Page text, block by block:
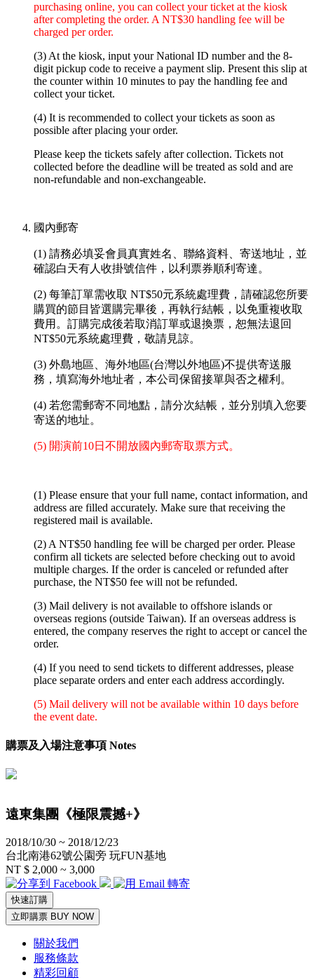
purchasing online, you can collect your ticket at the kiosk
after completing the order. A NT$30 handling fee will be
charged per order.
(3) At the kiosk, input your National ID number and the 8-
digit pickup code to receive a payment slip. Present this slip at
the counter within 10 minutes to pay the handling fee and
collect your ticket.
(4) It is recommended to collect your tickets as soon as
possible after placing your order.
Please keep the tickets safely after collection. Tickets not
collected before the deadline will be treated as sold and are
non-refundable and non-exchangeable.
國內郵寄
(1) 請務必填妥會員真實姓名、聯絡資料、寄送地址，並
確認白天有人收掛號信件，以利票券順利寄達。
(2) 每筆訂單需收取 NT$50元系統處理費，請確認您所要
購買的節目皆選購完畢後，再執行結帳，以免重複收取
費用。訂購完成後若取消訂單或退換票，恕無法退回
NT$50元系統處理費，敬請見諒。
(3) 外島地區、海外地區(台灣以外地區)不提供寄送服
務，填寫海外地址者，本公司保留接單與否之權利。
(4) 若您需郵寄不同地點，請分次結帳，並分別填入您要
寄送的地址。
(5) 開演前10日不開放國內郵寄取票方式。
(1) Please ensure that your full name, contact information, and
address are filled accurately. Make sure that receiving the
registered mail is available.
(2) A NT$50 handling fee will be charged per order. Please
confirm all tickets are selected before checking out to avoid
multiple charges. If the order is canceled or refunded after
purchase, the NT$50 fee will not be refunded.
(3) Mail delivery is not available to offshore islands or
overseas regions (outside Taiwan). If an overseas address is
entered, the company reserves the right to accept or cancel the
order.
(4) If you need to send tickets to different addresses, please
place separate orders and enter each address accordingly.
(5) Mail delivery will not be available within 10 days before
the event date.
購票及入場注意事項 Notes
遠東集團《極限震撼+》
2018/10/30 ~ 2018/12/23
台北南港62號公園旁 玩FUN基地
NT $ 2,000 ~ 3,000
快速訂購
立即購票 BUY NOW
關於我們
服務條款
精彩回顧